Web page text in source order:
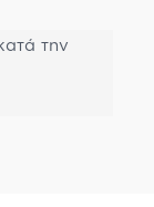
την